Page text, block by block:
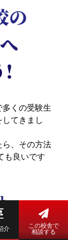
の
!
くの受験生
てきまし
ら、その方法
も良いです
介
この校舎で
相談する